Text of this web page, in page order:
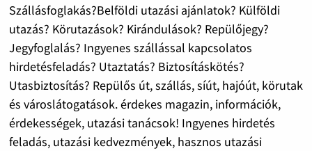
Szállásfoglakás?Belföldi utazási ajánlatok? Külföldi
utazás? Körutazások? Kirándulások? Repülőjegy?
Jegyfoglalás? Ingyenes szállással kapcsolatos
hirdetésfeladás? Utaztatás? Biztosításkötés?
Utasbiztosítás? Repülős út, szállás, síút, hajóút, körutak
és városlátogatások. érdekes magazin, információk,
érdekességek, utazási tanácsok! Ingyenes hirdetés
feladás, utazási kedvezmények, hasznos utazási